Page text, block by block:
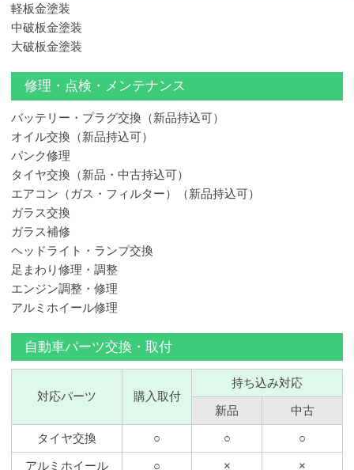
軽板金塗装
中破板金塗装
大破板金塗装
修理・点検・メンテナンス
バッテリー・プラグ交換（新品持込可）
オイル交換（新品持込可）
パンク修理
タイヤ交換（新品・中古持込可）
エアコン（ガス・フィルター）（新品持込可）
ガラス交換
ガラス補修
ヘッドライト・ランプ交換
足まわり修理・調整
エンジン調整・修理
アルミホイール修理
自動車パーツ交換・取付
対応パーツ 購入取付
持ち込み対応
新品 中古
タイヤ交換 ○ ○ ○
アルミホイール ○ × ×